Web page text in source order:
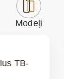
Modeļi
TB-